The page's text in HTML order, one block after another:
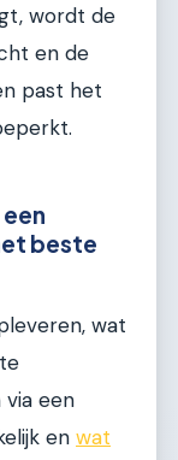
wordt de
en de
past het
beste
wat
een
en wat